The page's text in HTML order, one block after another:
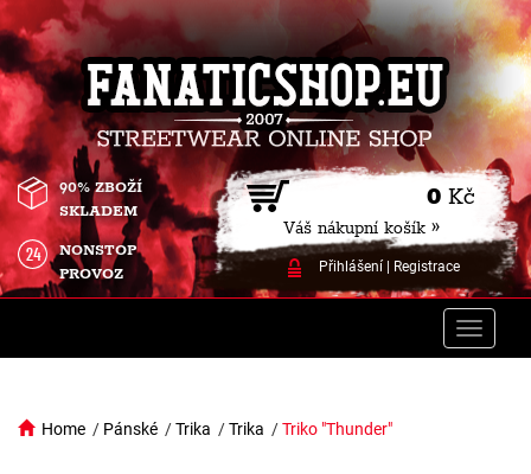
0 Kč
Váš nákupní košík »
Přihlášení| Registrace
90% ZBOŽÍ
SKLADEM
NONSTOP
PROVOZ
Toggle
Home / Pánské /Trika /Trika /Triko "Thunder"